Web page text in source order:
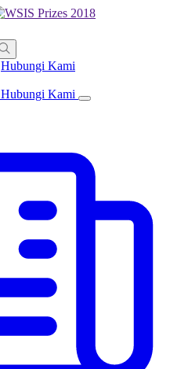
Hubungi Kami
Hubungi Kami